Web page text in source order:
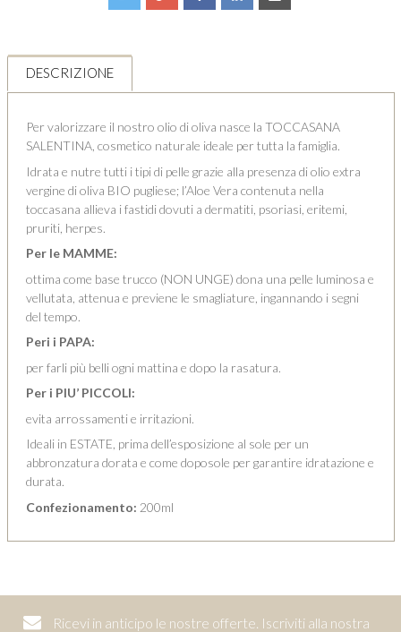
DESCRIZIONE
Per valorizzare il nostro olio di oliva nasce la TOCCASANA
SALENTINA, cosmetico naturale ideale per tutta la famiglia.
Idrata e nutre tutti i tipi di pelle grazie alla presenza di olio extra
vergine di oliva BIO pugliese; l’Aloe Vera contenuta nella
toccasana allieva i fastidi dovuti a dermatiti, psoriasi, eritemi,
pruriti, herpes.
Per le MAMME:
ottima come base trucco (NON UNGE) dona una pelle luminosa e
vellutata, attenua e previene le smagliature, ingannando i segni
del tempo.
Peri i PAPA:
per farli più belli ogni mattina e dopo la rasatura.
Per i PIU’ PICCOLI:
evita arrossamenti e irritazioni.
Ideali in ESTATE, prima dell’esposizione al sole per un
abbronzatura dorata e come doposole per garantire idratazione e
durata.
Confezionamento: 200ml
Ricevi in anticipo le nostre offerte. Iscriviti alla nostra